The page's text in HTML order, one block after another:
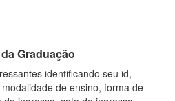
Graduação
identificando seu id,
de ensino, forma de